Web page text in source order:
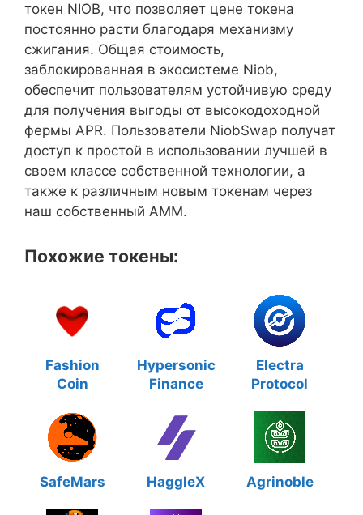
токен NIOB, что позволяет цене токена
постоянно расти благодаря механизму
сжигания. Общая стоимость,
заблокированная в экосистеме Niob,
обеспечит пользователям устойчивую среду
для получения выгоды от высокодоходной
фермы APR. Пользователи NiobSwap получат
доступ к простой в использовании лучшей в
своем классе собственной технологии, а
также к различным новым токенам через
наш собственный AMM.
Похожие токены:
Fashion
Coin
Hypersonic
Finance
Electra
Protocol
SafeMars HaggleX Agrinoble